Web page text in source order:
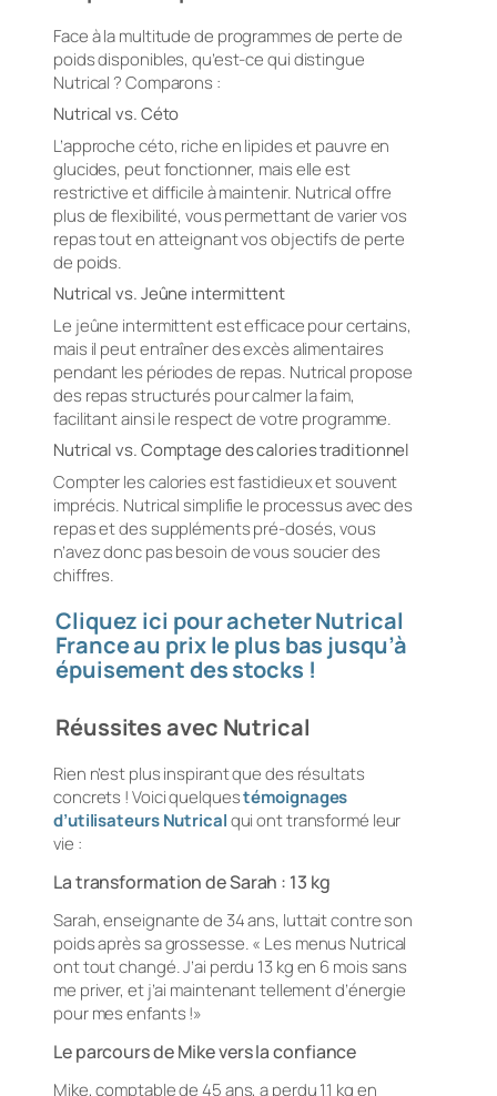
Face à la multitude de programmes de perte de
poids disponibles, qu’est-ce qui distingue
Nutrical ? Comparons :
Nutrical vs. Céto
L’approche céto, riche en lipides et pauvre en
glucides, peut fonctionner, mais elle est
restrictive et difficile à maintenir. Nutrical offre
plus de flexibilité, vous permettant de varier vos
repas tout en atteignant vos objectifs de perte
de poids.
Nutrical vs. Jeûne intermittent
Le jeûne intermittent est efficace pour certains,
mais il peut entraîner des excès alimentaires
pendant les périodes de repas. Nutrical propose
des repas structurés pour calmer la faim,
facilitant ainsi le respect de votre programme.
Nutrical vs. Comptage des calories traditionnel
Compter les calories est fastidieux et souvent
imprécis. Nutrical simplifie le processus avec des
repas et des suppléments pré-dosés, vous
n’avez donc pas besoin de vous soucier des
chiffres.
Cliquez ici pour acheter Nutrical
France au prix le plus bas jusqu’à
épuisement des stocks !
Réussites avec Nutrical
Rien n’est plus inspirant que des résultats
concrets ! Voici quelquestémoignages
d’utilisateurs Nutricalqui ont transformé leur
vie :
La transformation de Sarah : 13 kg
Sarah, enseignante de 34 ans, luttait contre son
poids après sa grossesse. « Les menus Nutrical
ont tout changé. J’ai perdu 13 kg en 6 mois sans
me priver, et j’ai maintenant tellement d’énergie
pour mes enfants !»
Le parcours de Mike vers la confiance
Mike, comptable de 45 ans, a perdu 11 kg en